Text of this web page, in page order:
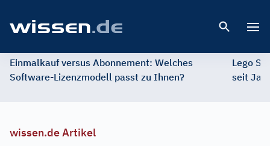
Einmalkauf versus Abonnement: Welches
Software-Lizenzmodell passt zu Ihnen?
Lego
seit
wissen.de Artikel